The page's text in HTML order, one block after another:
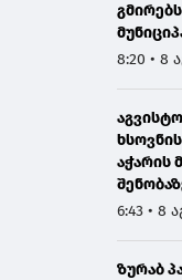
8:20 • 8
აჭარის
6:43 • 8
ზურაბ